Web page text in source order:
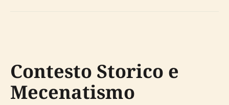
Contesto Storico e
Mecenatismo